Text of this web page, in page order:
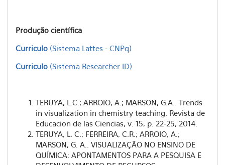
Produção científica
Curriculo (Sistema Lattes - CNPq)
Curriculo (Sistema Researcher ID)
TERUYA, L.C.; ARROIO, A.; MARSON, G.A.. Trends
in visualization in chemistry teaching. Revista de
Educacion de las Ciencias, v. 15, p. 22-25, 2014.
TERUYA, L. C.; FERREIRA, C.R.; ARROIO, A.;
MARSON, G. A.. VISUALIZAÇÃO NO ENSINO DE
QUÍMICA: APONTAMENTOS PARA A PESQUISA E